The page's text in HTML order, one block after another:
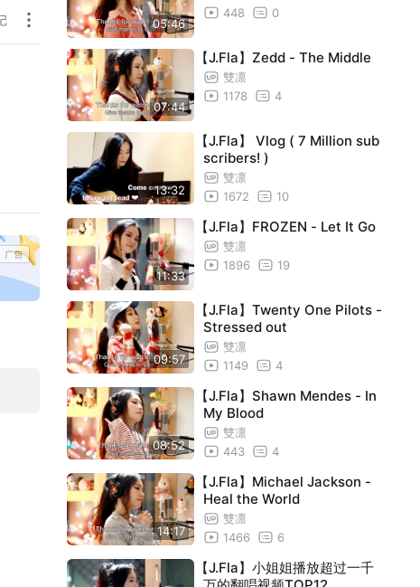
05:46
448
0
07:44
【J.Fla】Zedd - The Middle
雙凛
1178
4
13:32
【J.Fla】 Vlog ( 7 Million sub
scribers! )
雙凛
1672
10
11:33
【J.Fla】FROZEN - Let It Go
雙凛
1896
19
09:57
【J.Fla】Twenty One Pilots -
Stressed out
雙凛
1149
4
08:52
【J.Fla】Shawn Mendes - In
My Blood
雙凛
443
4
14:17
【J.Fla】Michael Jackson -
Heal the World
雙凛
1466
6
【J.Fla】小姐姐播放超过一千